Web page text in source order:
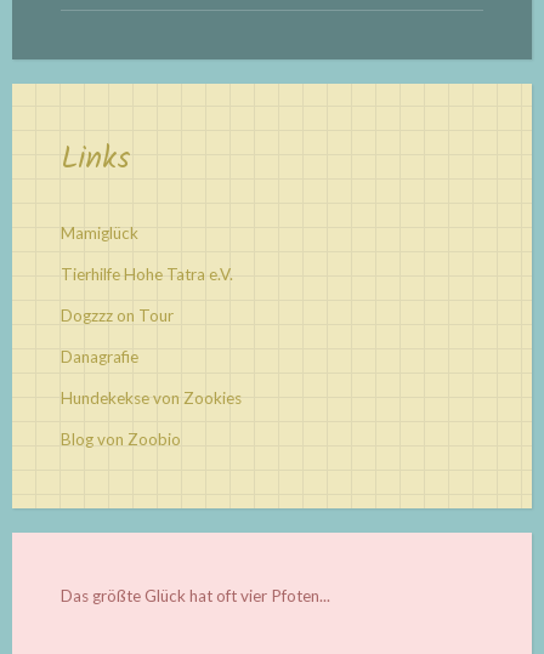
Links
Mamiglück
Tierhilfe Hohe Tatra e.V.
Dogzzz on Tour
Danagrafie
Hundekekse von Zookies
Blog von Zoobio
Das größte Glück hat oft vier Pfoten...